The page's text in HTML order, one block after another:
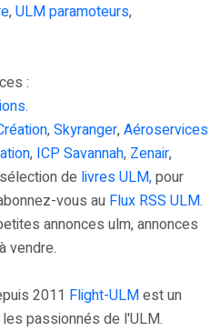
,ULM paramoteurs,
:
,Skyranger,Aéroservices
, ICP Savannah, Zenair,
de livres ULM,pour
vous au Flux RSS ULM.
annonces ulm, annonces
vendre.
2011 Flight-ULMest un
passionnés de l'ULM.